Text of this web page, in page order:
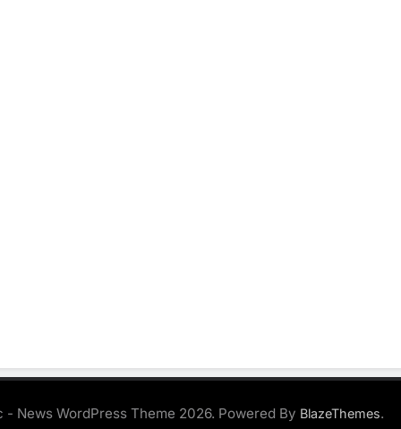
- News WordPress Theme 2026. Powered By BlazeThemes.